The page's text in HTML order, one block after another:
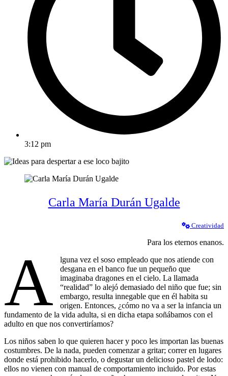
3:12 pm
Carla María Durán Ugalde
Creatividad
Para los eternos enanos.
A
lguna vez el soso empleado que nos atiende con
desgana en el banco fue un pequeño que
imaginaba dragones en el cielo. La llamada
“realidad” lo alejó demasiado del niño que fue; sin
embargo, resulta innegable que en él habita su
origen. Entonces, ¿cómo no va a ser la infancia un
fundamento de la vida adulta, si en dicha etapa soñábamos con el
adulto en que nos convertiríamos?
Los niños saben lo que quieren hacer y poco les importan las buenas
costumbres. De la nada, pueden comenzar a gritar; correr en lugares
donde está prohibido hacerlo, o degustar un delicioso pastel de lodo:
ellos no vienen con manual de comportamiento incluido. Por estas